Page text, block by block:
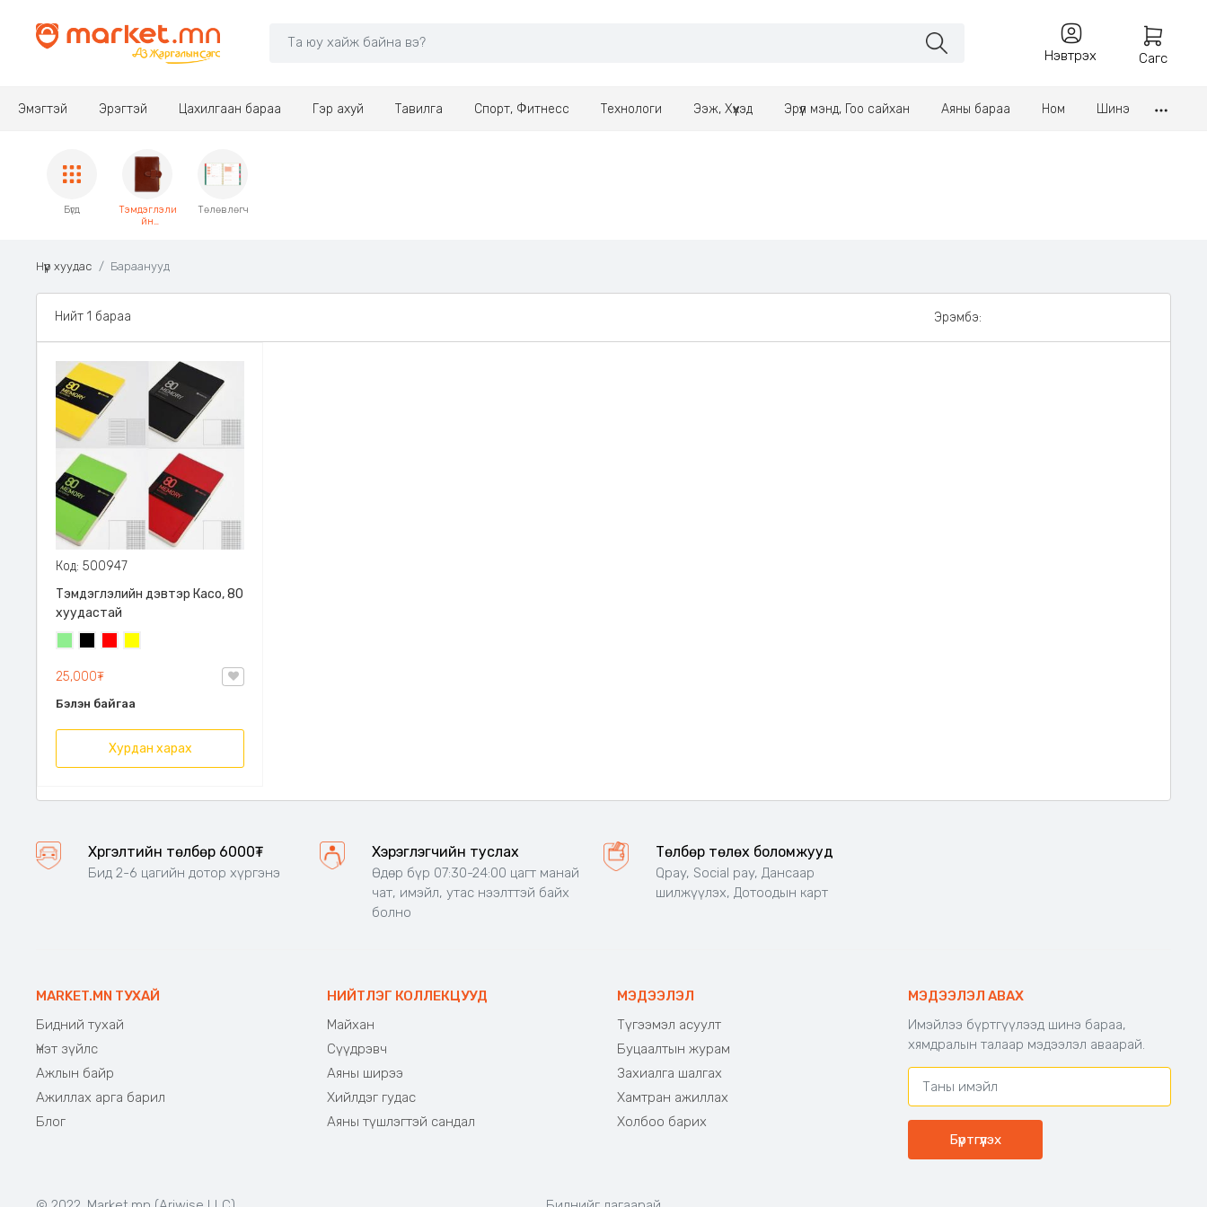
Нэвтрэх Сагс
Эмэгтэй Эрэгтэй Цахилгаан бараа Гэр ахуй Тавилга Спорт, Фитнесс Технологи Ээж, Хүүхэд Эрүүл мэнд, Гоо сайхан Аяны бараа Ном Шинэ
Бүгд
Тэмдэглэли
йн
Төлөвлөгч
Нүүр хуудас Бараанууд
Нийт 1 бараа Эрэмбэ:
Код: 500947
Тэмдэглэлийн дэвтэр Касо, 80
хуудастай
25,000₮
Бэлэн байгаа
Хурдан харах
Хүргэлтийн төлбөр 6000₮
Бид 2-6 цагийн дотор хүргэнэ
Хэрэглэгчийн туслах
Өдөр бүр 07:30-24:00 цагт манай
чат, имэйл, утас нээлттэй байх
болно
Төлбөр төлөх боломжууд
Qpay, Social pay, Дансаар
шилжүүлэх, Дотоодын карт
MARKET.MN ТУХАЙ
Бидний тухай
Үнэт зүйлс
Ажлын байр
Ажиллах арга барил
Блог
НИЙТЛЭГ КОЛЛЕКЦУУД
Майхан
Сүүдрэвч
Аяны ширээ
Хийлдэг гудас
Аяны түшлэгтэй сандал
МЭДЭЭЛЭЛ
Түгээмэл асуулт
Буцаалтын журам
Захиалга шалгах
Хамтран ажиллах
Холбоо барих
МЭДЭЭЛЭЛ АВАХ
Имэйлээ бүртгүүлээд шинэ бараа,
хямдралын талаар мэдээлэл аваарай.
Бүртгүүлэх